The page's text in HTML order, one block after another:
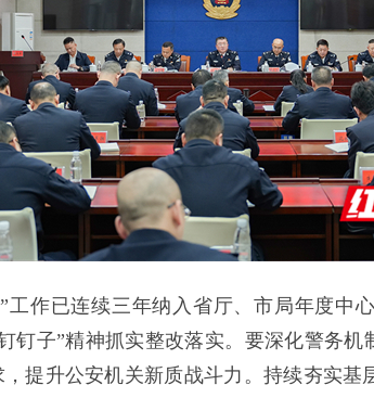
工作已连续三年纳入省厅、市局年度中
钉子”精神抓实整改落实。 要深化警务机
提升公安机关新质战斗力。持续夯实基